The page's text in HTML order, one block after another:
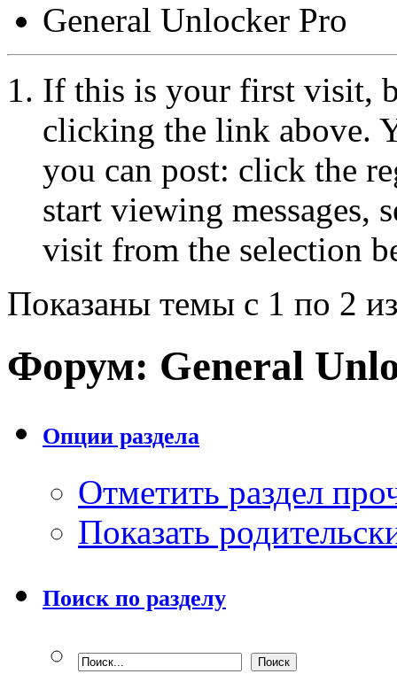
General Unlocker Pro
If this is your first visit,
clicking the link above.
you can post: click the
start viewing messages,
visit from the selection
Показаны темы с 1 по 2
Форум: General
Опции раздела
Отметить раздел
Показать
Поиск по разделу